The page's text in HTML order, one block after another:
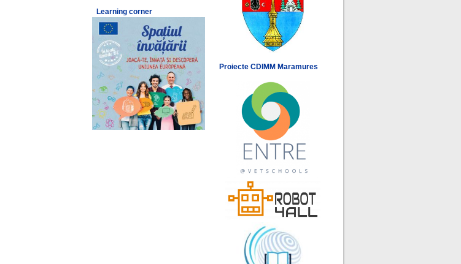
Learning corner
Proiecte CDIMM Maramures